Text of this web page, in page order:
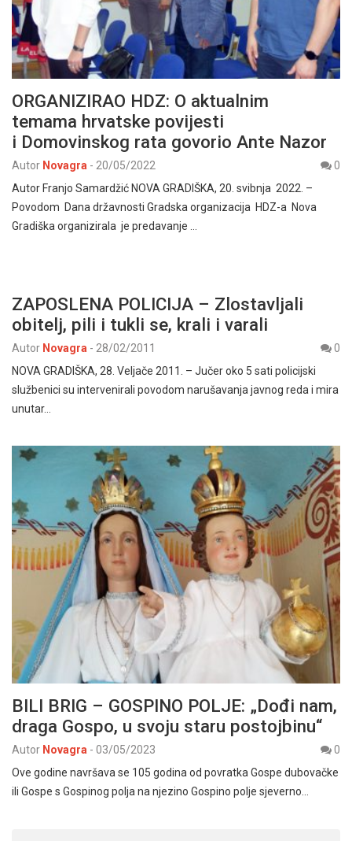
ORGANIZIRAO HDZ: O aktualnim
temama hrvatske povijesti
i Domovinskog rata govorio Ante Nazor
Autor Novagra - 20/05/2022
0
Autor Franjo Samardžić NOVA GRADIŠKA, 20. svibnja 2022. –
Povodom Dana državnosti Gradska organizacija HDZ-a Nova
Gradiška organizirala je predavanje …
ZAPOSLENA POLICIJA – Zlostavljali
obitelj, pili i tukli se, krali i varali
Autor Novagra - 28/02/2011
0
NOVA GRADIŠKA, 28. Veljače 2011. – Jučer oko 5 sati policijski
službenici su intervenirali povodom narušavanja javnog reda i mira
unutar…
BILI BRIG – GOSPINO POLJE: „Dođi nam,
draga Gospo, u svoju staru postojbinu“
Autor Novagra - 03/05/2023
0
Ove godine navršava se 105 godina od povratka Gospe dubovačke
ili Gospe s Gospinog polja na njezino Gospino polje sjeverno…